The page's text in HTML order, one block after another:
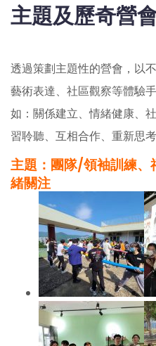
主題及歷奇營
透過策劃主題性的營會，以
藝術表達、社區觀察等體驗
如：關係建立、情緒健康、
習聆聽、互相合作、重新思
主題：團隊/領袖訓練、
緒關注